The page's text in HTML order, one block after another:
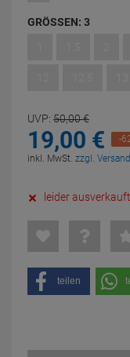
GRÖSSEN: 3
UVP: 50,00€
19,00 €
-
inkl. MwSt. zzgl.
leider ausverkauft
teilen